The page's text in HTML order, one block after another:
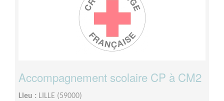
Accompagnement scolaire CP à CM2
Lieu : LILLE (59000)